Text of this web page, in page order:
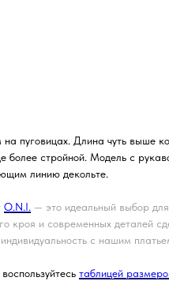
пуговицах. Длина чуть выше
более стройной. Модель с
линию декольте.
O.N.I. — это идеальный выбор для
кроя и современных деталей
с нашим
таблицей